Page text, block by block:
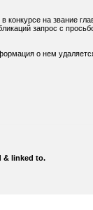
конкурсе на звание
запрос с
о нем
& linked to.